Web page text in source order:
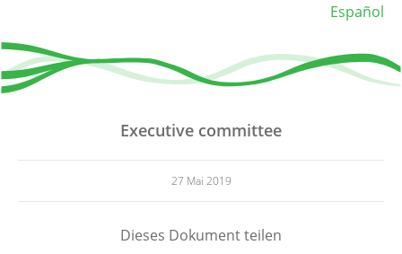
Español
Executive committee
27 Mai 2019
Dieses Dokument teilen